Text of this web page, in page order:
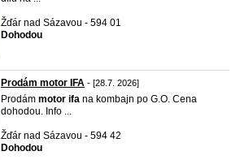
Žďár nad Sázavou - 594 01
Dohodou
Prodám motor IFA - [28.7. 2026]
Prodám motor ifa na kombajn po G.O. Cena
dohodou. Info ...
Žďár nad Sázavou - 594 42
Dohodou